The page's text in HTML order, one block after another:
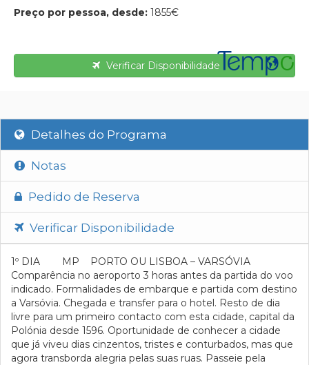
Preço por pessoa, desde: 1855€
Verificar Disponibilidade
Detalhes do Programa
Notas
Pedido de Reserva
Verificar Disponibilidade
1º DIA MP PORTO OU LISBOA – VARSÓVIA
Comparência no aeroporto 3 horas antes da partida do voo
indicado. Formalidades de embarque e partida com destino
a Varsóvia. Chegada e transfer para o hotel. Resto de dia
livre para um primeiro contacto com esta cidade, capital da
Polónia desde 1596. Oportunidade de conhecer a cidade
que já viveu dias cinzentos, tristes e conturbados, mas que
agora transborda alegria pelas suas ruas. Passeie pela